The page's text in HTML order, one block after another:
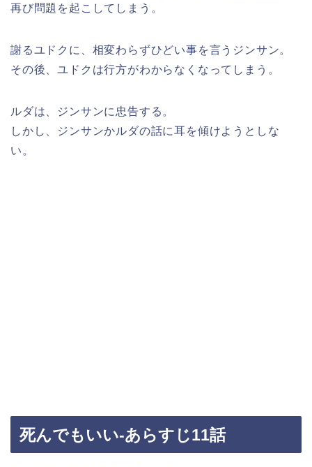
再び問題を起こしてしまう。
謝るユドクに、相変わらずひどい事を言うジンサン。
その後、ユドクは行方がわからなくなってしまう。
ルダは、ジンサンに忠告する。
しかし、ジンサンかルダの話に耳を傾けようとしな
い。
死んでもいい-あらすじ11話